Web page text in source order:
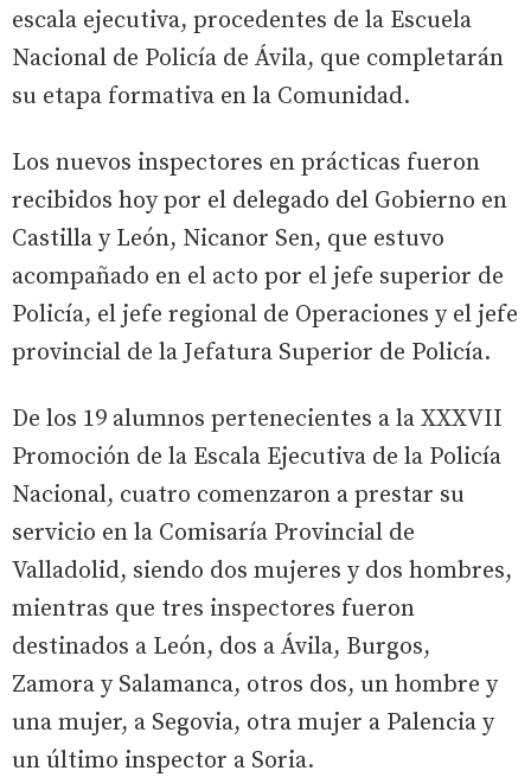
escala ejecutiva, procedentes de la Escuela
Nacional de Policía de Ávila, que completarán
su etapa formativa en la Comunidad.
Los nuevos inspectores en prácticas fueron
recibidos hoy por el delegado del Gobierno en
Castilla y León, Nicanor Sen, que estuvo
acompañado en el acto por el jefe superior de
Policía, el jefe regional de Operaciones y el jefe
provincial de la Jefatura Superior de Policía.
De los 19 alumnos pertenecientes a la XXXVII
Promoción de la Escala Ejecutiva de la Policía
Nacional, cuatro comenzaron a prestar su
servicio en la Comisaría Provincial de
Valladolid, siendo dos mujeres y dos hombres,
mientras que tres inspectores fueron
destinados a León, dos a Ávila, Burgos,
Zamora y Salamanca, otros dos, un hombre y
una mujer, a Segovia, otra mujer a Palencia y
un último inspector a Soria.